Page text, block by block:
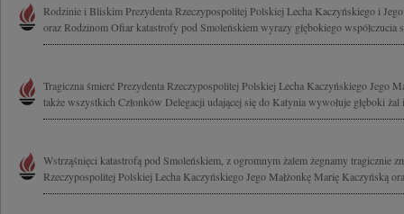
Rodzinie i Bliskim Prezydenta Rzeczypospolitej Polskiej Lecha Kaczyńskiego i
oraz Rodzinom Ofiar katastrofy pod Smoleńskiem wyrazy głębokiego współczucia
Tragiczna śmierć Prezydenta Rzeczypospolitej Polskiej Lecha Kaczyńskiego Jego
także wszystkich Członków Delegacji udającej się do Katynia wywołuje głęboki żal
Wstrząśnięci katastrofą pod Smoleńskiem, z ogromnym żalem żegnamy tragicznie
Rzeczypospolitej Polskiej Lecha Kaczyńskiego Jego Małżonkę Marię Kaczyńską